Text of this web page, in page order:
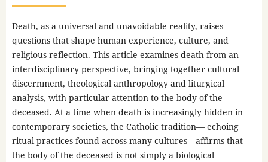
Death, as a universal and unavoidable reality, raises
questions that shape human experience, culture, and
religious reflection. This article examines death from an
interdisciplinary perspective, bringing together cultural
discernment, theological anthropology and liturgical
analysis, with particular attention to the body of the
deceased. At a time when death is increasingly hidden in
contemporary societies, the Catholic tradition— echoing
ritual practices found across many cultures—affirms that
the body of the deceased is not simply a biological